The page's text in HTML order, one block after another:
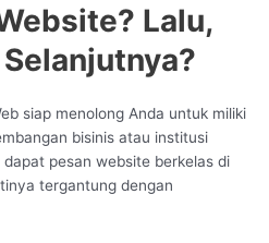
Lalu,
siap menolong Anda untuk miliki
bisinis atau institusi
pesan website berkelas di
tergantung dengan